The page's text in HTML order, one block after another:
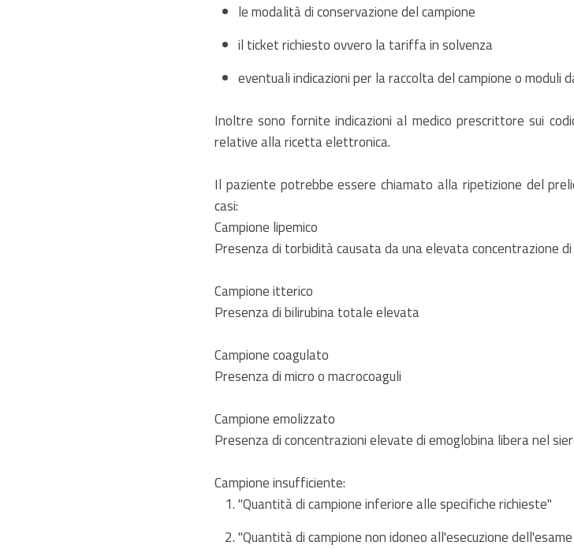
le modalità di conservazione del campione
il ticket richiesto ovvero la tariffa in solvenza
eventuali indicazioni per la raccolta del campione o moduli
Inoltre sono fornite indicazioni al medico prescrittore sui
relative alla ricetta elettronica.
Il paziente potrebbe essere chiamato alla ripetizione del
casi:
Campione lipemico
Presenza di torbidità causata da una elevata concentrazione
Campione itterico
Presenza di bilirubina totale elevata
Campione coagulato
Presenza di micro o macrocoaguli
Campione emolizzato
Presenza di concentrazioni elevate di emoglobina libera nel
Campione insufficiente:
"Quantità di campione inferiore alle specifiche richieste"
"Quantità di campione non idoneo all'esecuzione